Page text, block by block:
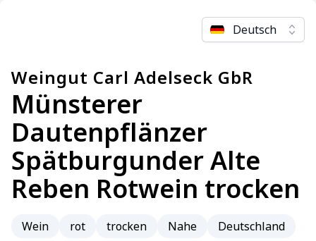
Deutsch
Weingut Carl Adelseck GbR
Münsterer
Dautenpflänzer
Spätburgunder Alte
Reben Rotwein trocken
Wein rot trocken Nahe Deutschland